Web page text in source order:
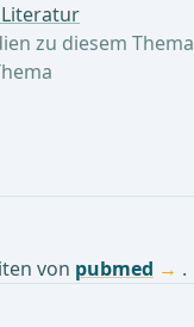
zu diesem Thema
von pubmed .